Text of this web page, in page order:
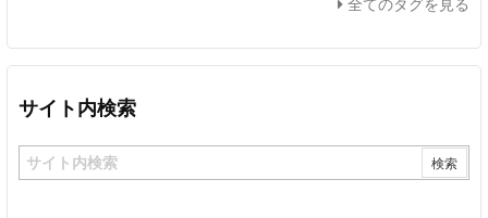
サイト内検索